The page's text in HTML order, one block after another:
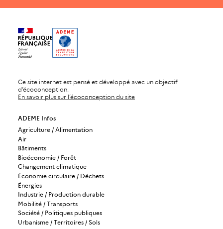
Ce site internet est pensé et développé avec un objectif
d’écoconception.
En savoir plus sur l’écoconception du site
ADEME Infos
Agriculture / Alimentation
Air
Bâtiments
Bioéconomie / Forêt
Changement climatique
Économie circulaire / Déchets
Énergies
Industrie / Production durable
Mobilité / Transports
Société / Politiques publiques
Urbanisme / Territoires / Sols